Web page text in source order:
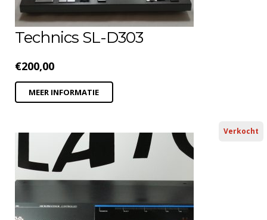
Technics SL-D303
€200,00
MEER INFORMATIE
Verkocht